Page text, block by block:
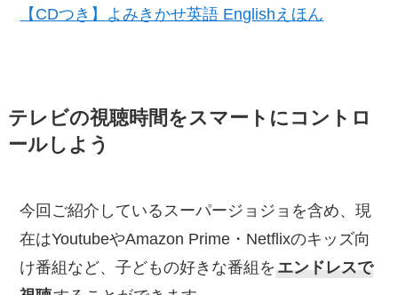
【CDつき】よみきかせ英語 Englishえほん
テレビの視聴時間をスマートにコントロ
ールしよう
今回ご紹介しているスーパージョジョを含め、現
在はYoutubeやAmazon Prime・Netflixのキッズ向
け番組など、子どもの好きな番組を エンドレスで